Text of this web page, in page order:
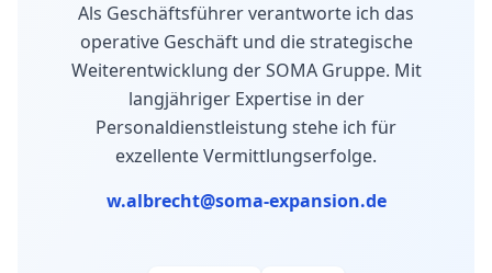
Als Geschäftsführer verantworte ich das
operative Geschäft und die strategische
Weiterentwicklung der SOMA Gruppe. Mit
langjähriger Expertise in der
Personaldienstleistung stehe ich für
exzellente Vermittlungserfolge.
w.albrecht@soma-expansion.de